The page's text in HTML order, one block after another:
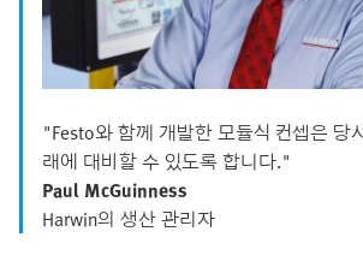
"Festo와 함께 개발한 모듈식 컨셉은 당
래에 대비할 수 있도록 합니다."
Paul McGuinness
Harwin의 생산 관리자